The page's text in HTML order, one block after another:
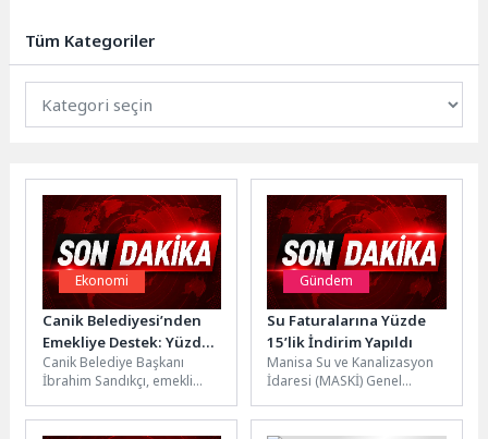
Tüm Kategoriler
Ekonomi
Canik Belediyesi’nden
Emekliye Destek: Yüzde
50 İndirim
Canik Belediye Başkanı
İbrahim Sandıkçı, emekli
düğün salonlarında
Gündem
Su Faturalarına Yüzde
15’lik İndirim Yapıldı
Manisa Su ve Kanalizasyon
İdaresi (MASKİ) Genel
Olağan Genel Kurulu